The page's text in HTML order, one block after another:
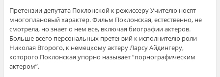
Претензии депутата Поклонской к режиссеру Учителю носят
многоплановый характер. Фильм Поклонская, естественно, не
смотрела, но знает о нем все, включая биографии актеров.
Больше всего персональных претензий к исполнителю роли
Николая Второго, к немецкому актеру Ларсу Айдингеру,
которого Поклонская упорно называет “порнографическим
актером”.